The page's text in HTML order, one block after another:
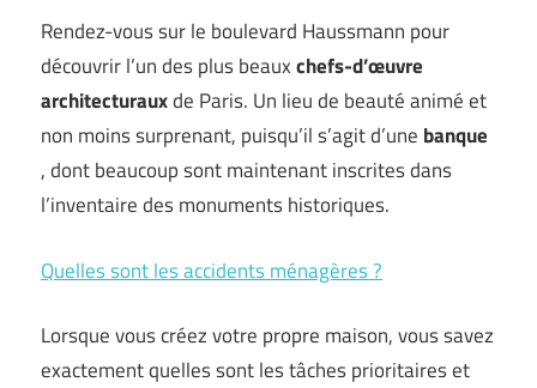
Rendez-vous sur le boulevard Haussmann pour
découvrir l’un des plus beauxchefs-d’œuvre
architecturauxde Paris. Un lieu de beauté animé et
non moins surprenant, puisqu’il s’agit d’une banque
, dont beaucoup sont maintenant inscrites dans
l’inventaire des monuments historiques.
Quelles sont les accidents ménagères ?
Lorsque vous créez votre propre maison, vous savez
exactement quelles sont les tâches prioritaires et